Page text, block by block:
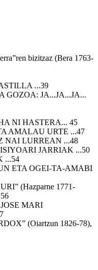
bizitzaz (Bera 1763-
...39
GOZOA: JA...JA...JA...
NI HASTERA... 45
AMALAU URTE ...47
NAI LURREAN ...48
JARRIAK ...50
...54
ETA OGEI-TA-AMABI
(Hazparne 1771-
MARI
(Oiartzun 1826-78),